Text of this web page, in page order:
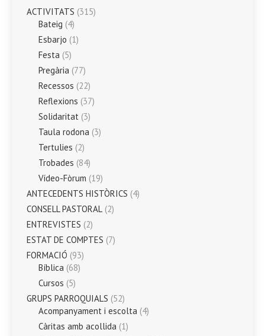
ACTIVITATS (315)
Bateig (4)
Esbarjo (1)
Festa (5)
Pregària (77)
Recessos (22)
Reflexions (37)
Solidaritat (3)
Taula rodona (3)
Tertulies (2)
Trobades (84)
Vídeo-Fòrum (19)
ANTECEDENTS HISTÒRICS (4)
CONSELL PASTORAL (2)
ENTREVISTES (2)
ESTAT DE COMPTES (7)
FORMACIÓ (93)
Bíblica (68)
Cursos (5)
GRUPS PARROQUIALS (52)
Acompanyament i escolta (4)
Càritas amb acollida (1)